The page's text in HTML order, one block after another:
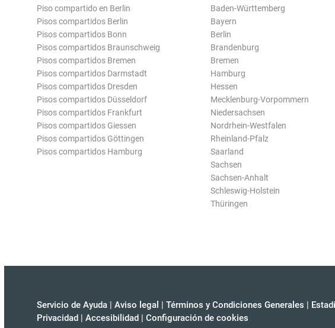
Piso compartido en Berlin
Pisos compartidos Berlin
Pisos compartidos Bonn
Pisos compartidos Braunschweig
Pisos compartidos Bremen
Pisos compartidos Darmstadt
Pisos compartidos Dresden
Pisos compartidos Düsseldorf
Pisos compartidos Frankfurt
Pisos compartidos Giessen
Pisos compartidos Göttingen
Pisos compartidos Hamburg
Baden-Württemberg
Bayern
Berlin
Brandenburg
Bremen
Hamburg
Hessen
Mecklenburg-Vorpommern
Niedersachsen
Nordrhein-Westfalen
Rheinland-Pfalz
Saarland
Sachsen
Sachsen-Anhalt
Schleswig-Holstein
Thüringen
Servicio de Ayuda | Aviso legal | Términos y Condiciones Generales |
Privacidad | Accesibilidad | Configuración de cookies